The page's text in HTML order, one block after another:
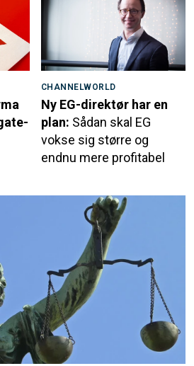
CHANNELWORLD
Ny EG-direktør har en
plan: Sådan skal EG
vokse sig større og
endnu mere profitabel